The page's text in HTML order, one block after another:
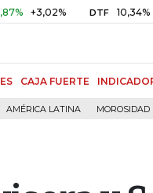
DTF 10,34% +0,10%
CAJA FUERTE
AMÉRICA LATINA MOROSIDAD